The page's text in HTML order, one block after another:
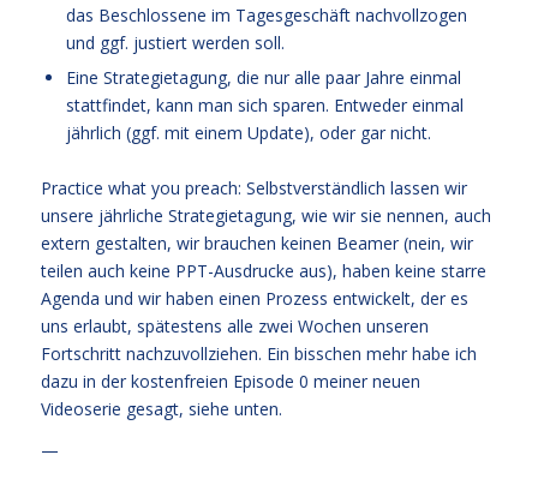
das Beschlossene im Tagesgeschäft nachvollzogen
und ggf. justiert werden soll.
Eine Strategietagung, die nur alle paar Jahre einmal
stattfindet, kann man sich sparen. Entweder einmal
jährlich (ggf. mit einem Update), oder gar nicht.
Practice what you preach: Selbstverständlich lassen wir
unsere jährliche Strategietagung, wie wir sie nennen, auch
extern gestalten, wir brauchen keinen Beamer (nein, wir
teilen auch keine PPT-Ausdrucke aus), haben keine starre
Agenda und wir haben einen Prozess entwickelt, der es
uns erlaubt, spätestens alle zwei Wochen unseren
Fortschritt nachzuvollziehen. Ein bisschen mehr habe ich
dazu in der kostenfreien Episode 0 meiner neuen
Videoserie gesagt, siehe unten.
—